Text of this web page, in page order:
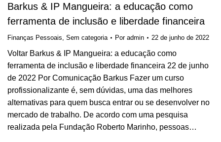
Barkus & IP Mangueira: a educação como
ferramenta de inclusão e liberdade financeira
Finanças Pessoais Sem categoria Por admin 22 de junho de 2022
Voltar Barkus & IP Mangueira: a educação como
ferramenta de inclusão e liberdade financeira 22 de junho
de 2022 Por Comunicação Barkus Fazer um curso
profissionalizante é, sem dúvidas, uma das melhores
alternativas para quem busca entrar ou se desenvolver no
mercado de trabalho. De acordo com uma pesquisa
realizada pela Fundação Roberto Marinho, pessoas…